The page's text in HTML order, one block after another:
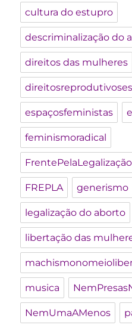
cultura do estupro
descriminalização do
direitos das mulheres
espaçosfeministas
feminismoradical
FREPLA generismo
legalização do aborto
libertação das
musica
NemUmaAMenos